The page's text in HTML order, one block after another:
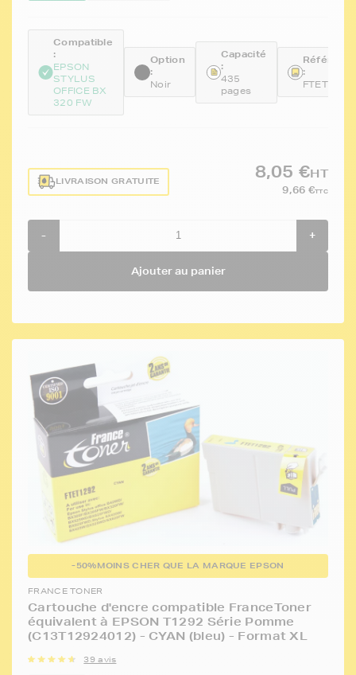
Compatible
:
EPSON
STYLUS
OFFICE BX
320 FW
Option
:
Noir
Capacité
:
435
pages
:
FTET1291
LIVRAISON GRATUITE
8,05 €HT
9,66 €TTC
- +
Ajouter au panier
-50%MOINS CHER QUE LA MARQUE EPSON
FRANCE TONER
Cartouche d'encre compatible FranceToner
équivalent à EPSON T1292 Série Pomme
(C13T12924012) - CYAN (bleu) - Format XL
39 avis